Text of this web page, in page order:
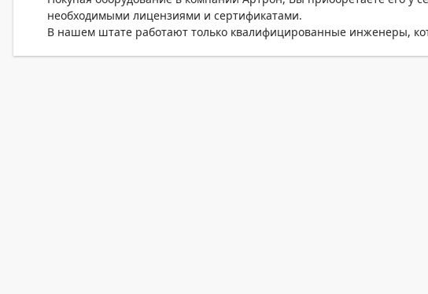
необходимыми лицензиями и сертификатами.
В нашем штате работают только квалифицированные инженеры,